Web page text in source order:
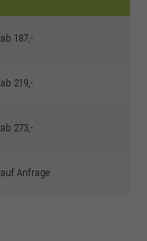
ab 187,-
ab 219,-
ab 273,-
auf Anfrage